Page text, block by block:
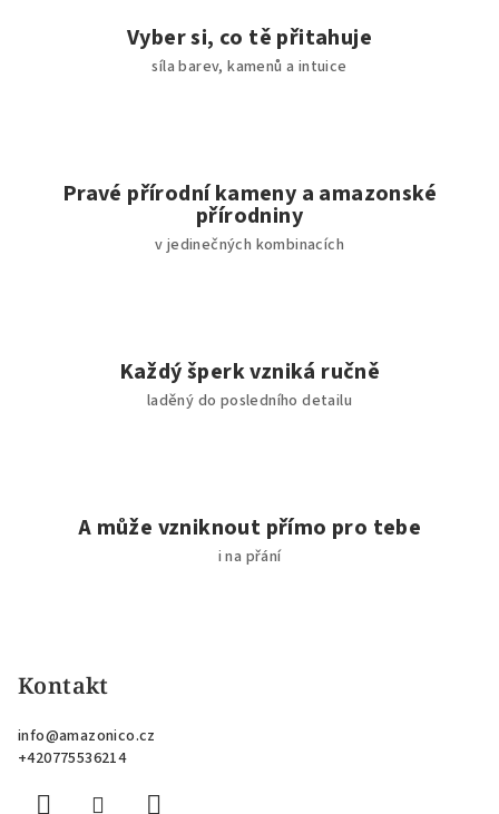
Vyber si, co tě přitahuje
síla barev, kamenů a intuice
Pravé přírodní kameny a amazonské
přírodniny
v jedinečných kombinacích
Každý šperk vzniká ručně
laděný do posledního detailu
A může vzniknout přímo pro tebe
i na přání
Kontakt
info@amazonico.cz
+420775536214